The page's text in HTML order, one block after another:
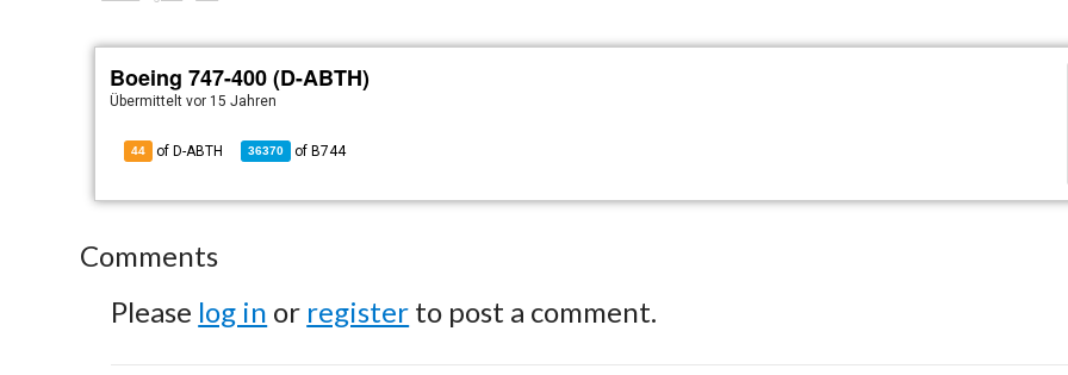
Boeing 747-400 (D-ABTH)
Übermitteltvor 15 Jahren
44 of D-ABTH 36370 of B744
Comments
Please log in or register to post a comment.